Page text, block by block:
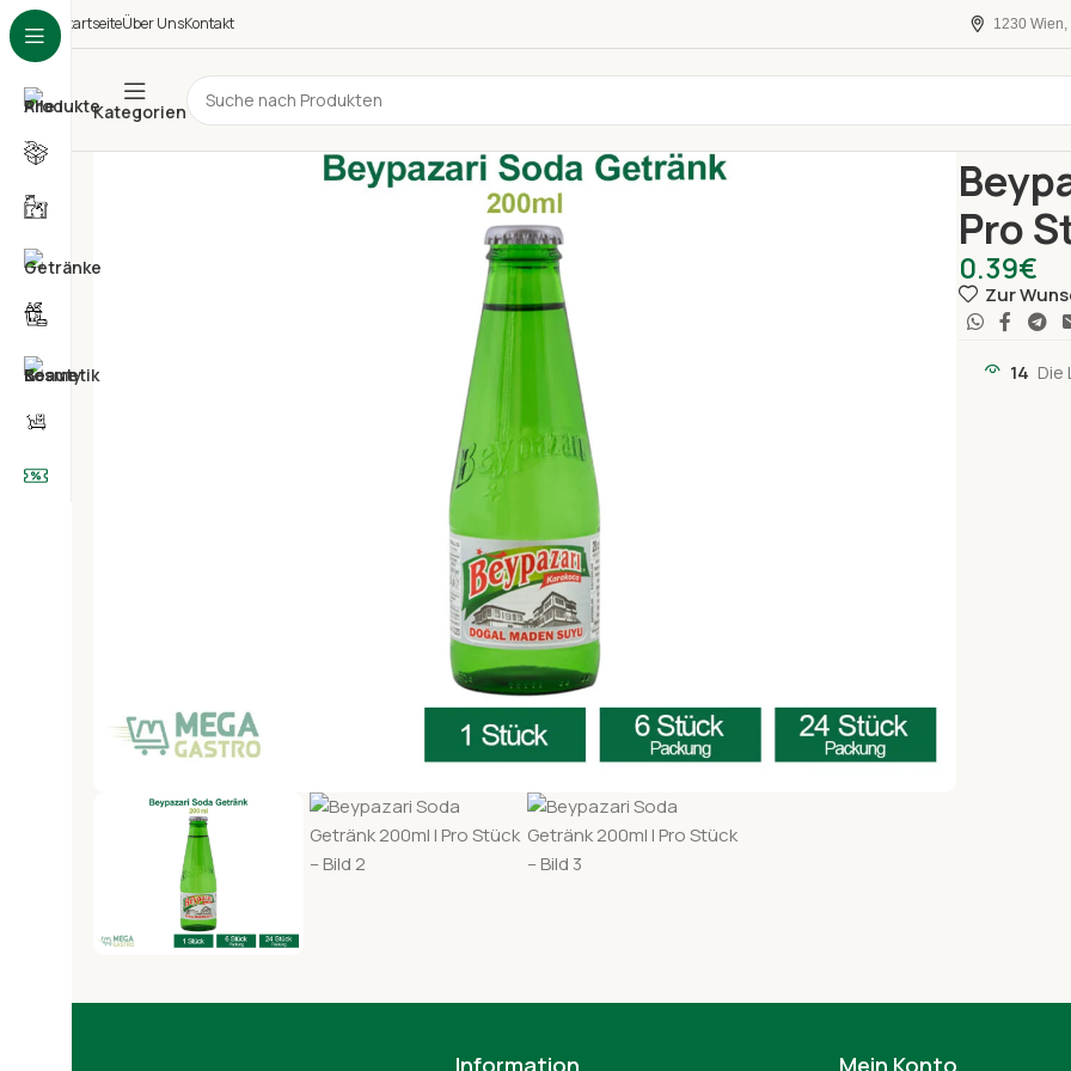
StartseiteÜber UnsKontakt 1230 Wien,
Kategorien
Pro
0.39€
Zur
14
Information Mein Konto